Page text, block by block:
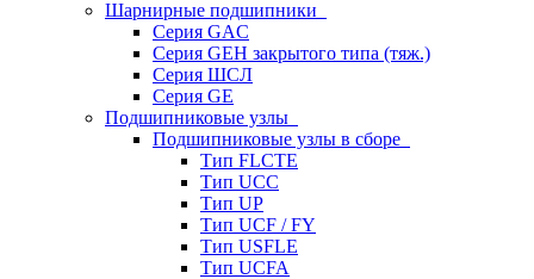
Шарнирные подшипники
Серия GAC
Серия GEH закрытого типа (тяж.)
Серия ШСЛ
Серия GE
Подшипниковые узлы
Подшипниковые узлы в сборе
Тип FLCTE
Тип UCC
Тип UP
Тип UCF / FY
Тип USFLE
Тип UCFA